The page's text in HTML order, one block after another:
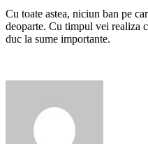
Cu toate astea, niciun ban pe
deoparte. Cu timpul vei realiza
duc la sume importante.